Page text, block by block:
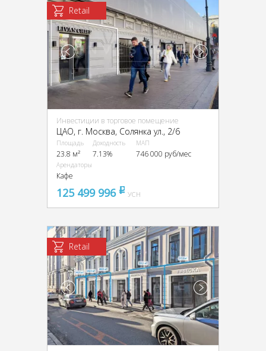
Retail
Инвестиции в торговое помещение
ЦАО, г. Москва, Солянка ул., 2/6
Площадь
23.8 м²
Доходность
7.13%
МАП
746 000 руб/мес
Арендаторы
Кафе
125 499 996 pуб
УСН
Retail